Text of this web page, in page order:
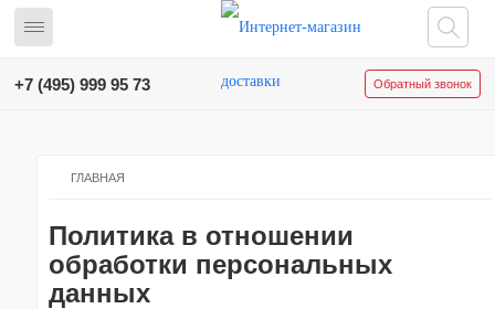
+7 (495) 999 95 73 Обратный звонок
МЕНЮ
ГЛАВНАЯ
МЕНЮ
МОЕ
ГЛАВНАЯ
Политика в отношении
обработки персональных
данных